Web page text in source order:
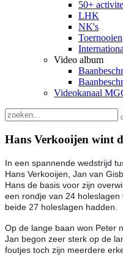
50+
LHK
NK's
Toernooien
Video album
Videokanaal
Hans Verkooijen wint
In een spannende wedstrijd
Hans Verkooijen, Jan van
Hans de basis voor zijn
een rondje van 24
beide 27 holeslagen hadden.
Op de lange baan won Peter
Jan begon zeer sterk op de
foutjes toch zijn meerdere